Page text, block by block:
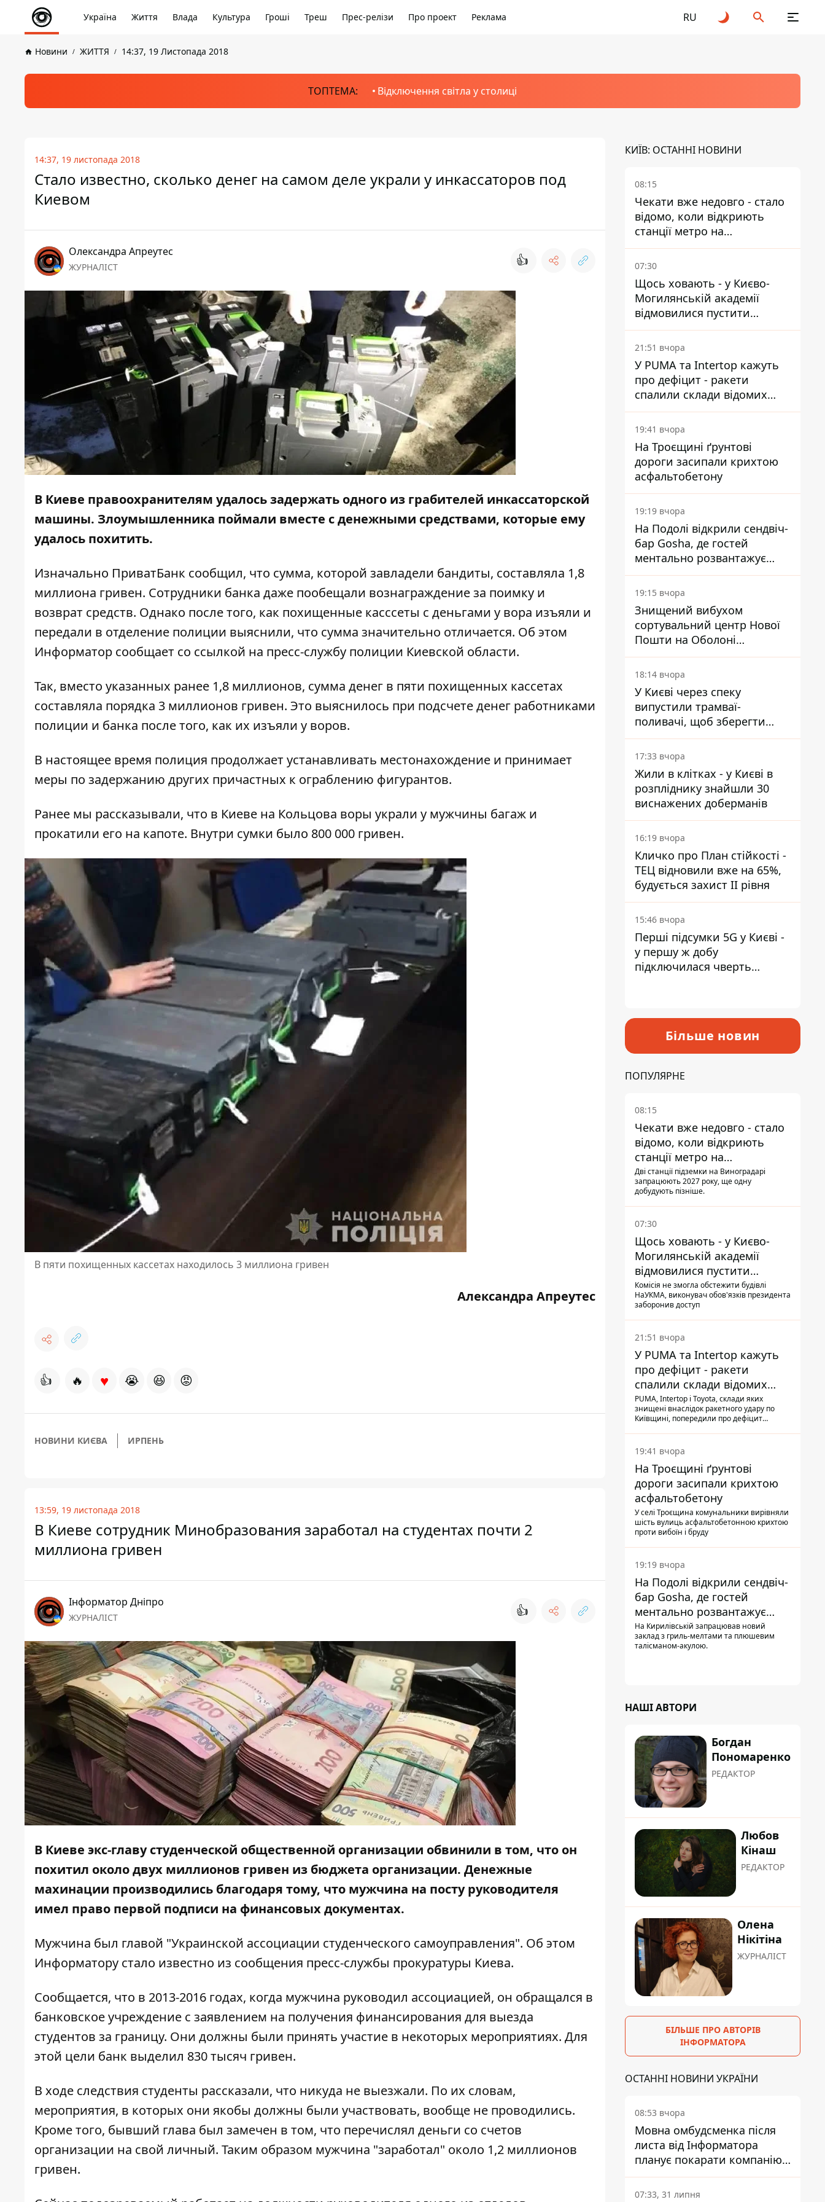
Україна Життя Влада Культура Гроші Треш Прес-релізи Про проект Реклама RU
Новини ЖИТТЯ 14:37, 19 Листопада 2018
ТОПТЕМА: Відключення світла у столиці
14:37, 19 листопада 2018
Стало известно, сколько денег на самом деле украли у инкассаторов под
Киевом
Олександра Апреутес
ЖУРНАЛІСТ 👍
В Киеве правоохранителям удалосьзадержать одного из грабителей инкассаторской
машины. Злоумышленника поймали вместе с денежными средствами, которые ему
удалось похитить.
Изначально ПриватБанк сообщил, что сумма, которой завладели бандиты, составляла 1,8
миллиона гривен. Сотрудники банка даже пообещали вознаграждение за поимку и
возврат средств. Однако после того, как похищенные касссеты с деньгами у вора изъяли и
передали в отделение полиции выяснили, что сумма значительно отличается. Об этом
Информатор сообщает со ссылкой на пресс-службу полиции Киевской области.
Так, вместо указанных ранее 1,8 миллионов, сумма денег в пяти похищенных кассетах
составляла порядка 3 миллионов гривен. Это выяснилось при подсчете денег работниками
полиции и банка после того, как их изъяли у воров.
В настоящее время полиция продолжает устанавливать местонахождение и принимает
меры по задержанию других причастных к ограблению фигурантов.
Ранее мы рассказывали, что в Киеве на Кольцова воры украли у мужчины багаж и
прокатили его на капоте. Внутри сумки было 800 000 гривен.
В пяти похищенных кассетах находилось 3 миллиона гривен
Александра Апреутес
👍 🔥 ♥ 😭 😆 😡
НОВИНИ КИЄВА ИРПЕНЬ
13:59, 19 листопада 2018
В Киеве сотрудник Минобразования заработал на студентах почти 2
миллиона гривен
Інформатор Дніпро
ЖУРНАЛІСТ 👍
В Киеве экс-главу студенческой общественной организации обвинили в том, что он
похитил около двух миллионов гривен из бюджета организации. Денежные
махинации производились благодаря тому, что мужчина на посту руководителя
имел право первой подписи на финансовых документах.
Мужчина был главой "Украинской ассоциации студенческого самоуправления". Об этом
Информатору стало известно из сообщения пресс-службы прокуратуры Киева.
Сообщается, что в 2013-2016 годах, когда мужчина руководил ассоциацией, он обращался в
банковское учреждение с заявлением на получения финансирования для выезда
студентов за границу. Они должны были принять участие в некоторых мероприятиях. Для
этой цели банк выделил 830 тысяч гривен.
В ходе следствия студенты рассказали, что никуда не выезжали. По их словам,
мероприятия, в которых они якобы должны были участвовать, вообще не проводились.
Кроме того, бывший глава был замечен в том, что перечислял деньги со счетов
организации на свой личный. Таким образом мужчина "заработал" около 1,2 миллионов
гривен.
КИЇВ: ОСТАННІ НОВИНИ
08:15
Чекати вже недовго - стало
відомо, коли відкриють
станції метро на
Виноградарі
07:30
Щось ховають - у Києво-
Могилянській академії
відмовилися пустити
комісію з охорони пам'яток
на територію
21:51 вчора
У PUMA та Intertop кажуть
про дефіцит - ракети
спалили склади відомих
брендів
19:41 вчора
На Троєщині ґрунтові
дороги засипали крихтою
асфальтобетону
19:19 вчора
На Подолі відкрили сендвіч-
бар Gosha, де гостей
ментально розвантажує
акула
19:15 вчора
Знищений вибухом
сортувальний центр Нової
Пошти на Оболоні
запрацював - видають
посилки
18:14 вчора
У Києві через спеку
випустили трамваї-
поливачі, щоб зберегти
рейки від деформації
17:33 вчора
Жили в клітках - у Києві в
розпліднику знайшли 30
виснажених доберманів
16:19 вчора
Кличко про План стійкості -
ТЕЦ відновили вже на 65%,
будується захист ІІ рівня
15:46 вчора
Перші підсумки 5G у Києві -
у першу ж добу
підключилася чверть
Більше новин
ПОПУЛЯРНЕ
08:15
Чекати вже недовго - стало
відомо, коли відкриють
станції метро на
Виноградарі
Дві станції підземки на Виноградарі
запрацюють 2027 року, ще одну
добудують пізніше.
07:30
Щось ховають - у Києво-
Могилянській академії
відмовилися пустити
комісію з охорони пам'яток
на територію
Комісія не змогла обстежити будівлі
НаУКМА, виконувач обов'язків президента
заборонив доступ
21:51 вчора
У PUMA та Intertop кажуть
про дефіцит - ракети
спалили склади відомих
брендів
PUMA, Intertop і Toyota, склади яких
знищені внаслідок ракетного удару по
Київщині, попередили про дефіцит
19:41 вчора
На Троєщині ґрунтові
дороги засипали крихтою
асфальтобетону
У селі Троєщина комунальники вирівняли
шість вулиць асфальтобетонною крихтою
проти вибоїн і бруду
19:19 вчора
На Подолі відкрили сендвіч-
бар Gosha, де гостей
ментально розвантажує
акула
На Кирилівській запрацював новий
заклад з гриль-мелтами та плюшевим
талісманом-акулою.
НАШІ АВТОРИ
Богдан
Пономаренко
РЕДАКТОР
Любов
Кінаш
РЕДАКТОР
Олена
Нікітіна
ЖУРНАЛІСТ
БІЛЬШЕ ПРО АВТОРІВ
ІНФОРМАТОРА
ОСТАННІ НОВИНИ УКРАЇНИ
08:53 вчора
Мовна омбудсменка після
листа від Інформатора
планує покарати компанію-
підрядника ПриватБанку
07:33, 31 липня